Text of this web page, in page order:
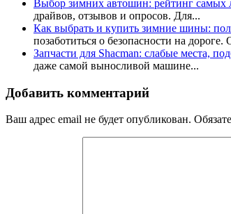
Выбор зимних автошин: рейтинг самых
драйвов, отзывов и опросов. Для...
Как выбрать и купить зимние шины:
позаботиться о безопасности на
Запчасти для Shacman: слабые места,
даже самой выносливой машине...
Добавить комментарий
Ваш адрес email не будет опубликован.